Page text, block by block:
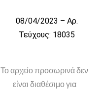
08/04/2023 – Αρ.
Τεύχους: 18035
Το αρχείο προσωρινά δεν
είναι διαθέσιμο για